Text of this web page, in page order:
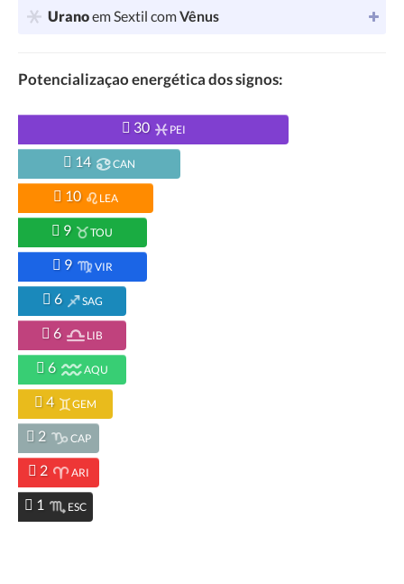
Uranoem Sextil comVênus
Potencializaçao energética dos signos:
30 PEI
14 CAN
10 LEA
9 TOU
9 VIR
6 SAG
6 LIB
6 AQU
4 GEM
2 CAP
2 ARI
1 ESC